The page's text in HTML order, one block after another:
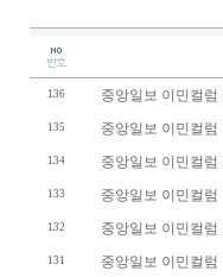
136 중앙일보 이민컬럼
135 중앙일보 이민컬럼
134 중앙일보 이민컬럼
133 중앙일보 이민컬럼
132 중앙일보 이민컬럼
131 중앙일보 이민컬럼